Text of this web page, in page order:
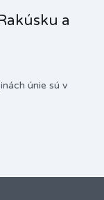
a
únie sú v